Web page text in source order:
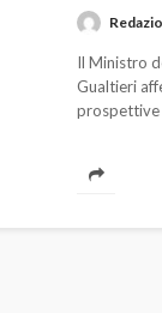
Il Ministro
Gualtieri
prospettive